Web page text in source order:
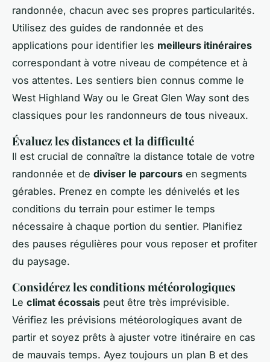
randonnée, chacun avec ses propres particularités.
Utilisez des guides de randonnée et des
applications pour identifier les meilleurs itinéraires
correspondant à votre niveau de compétence et à
vos attentes. Les sentiers bien connus comme le
West Highland Way ou le Great Glen Way sont des
classiques pour les randonneurs de tous niveaux.
Évaluez les distances et la difficulté
Il est crucial de connaître la distance totale de votre
randonnée et de diviser le parcours en segments
gérables. Prenez en compte les dénivelés et les
conditions du terrain pour estimer le temps
nécessaire à chaque portion du sentier. Planifiez
des pauses régulières pour vous reposer et profiter
du paysage.
Considérez les conditions météorologiques
Le climat écossais peut être très imprévisible.
Vérifiez les prévisions météorologiques avant de
partir et soyez prêts à ajuster votre itinéraire en cas
de mauvais temps. Ayez toujours un plan B et des